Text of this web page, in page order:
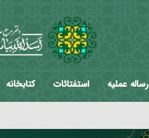
رساله عملیه استفتائات کتابخانه